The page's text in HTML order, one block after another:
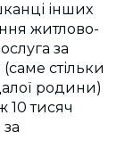
інших
житлово-
за
стільки
родини)
10 тисяч